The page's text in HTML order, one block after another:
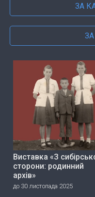
ЗА
Виставка «З
сторони: родинний
архів»
до 30 листопада 2025